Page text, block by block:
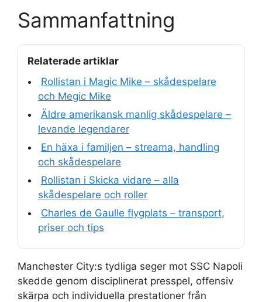
Sammanfattning
Relaterade artiklar
Rollistan i Magic Mike – skådespelare
och Megic Mike
Äldre amerikansk manlig skådespelare –
levande legendarer
En häxa i familjen – streama, handling
och skådespelare
Rollistan i Skicka vidare – alla
skådespelare och roller
Charles de Gaulle flygplats – transport,
priser och tips
Manchester City:s tydliga seger mot SSC Napoli
skedde genom disciplinerat presspel, offensiv
skärpa och individuella prestationer från